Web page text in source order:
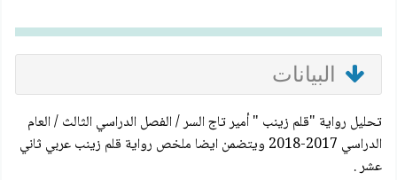
البيانات
تحليل رواية "قلم زينب " أمير تاج السر / الفصل الدراسي الثالث / العام
الدراسي 2017-2018 ويتضمن ايضا ملخص رواية قلم زينب عربي ثاني
عشر .